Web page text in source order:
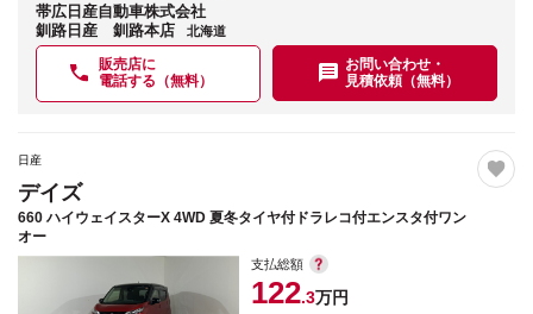
帯広日産自動車株式会社
釧路日産 釧路本店
北海道
販売店に
電話する（無料）
お問い合わせ・
見積依頼（無料）
日産
デイズ
660 ハイウェイスターX 4WD 夏冬タイヤ付ドラレコ付エンスタ付ワン
オー
支払総額
122.3万円